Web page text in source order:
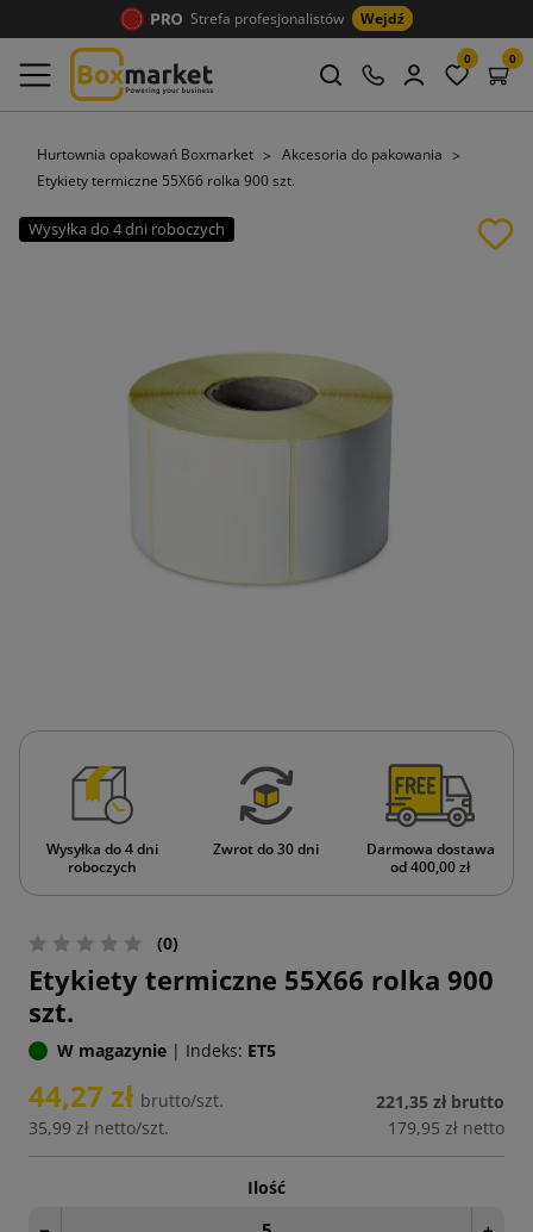
Strefa profesjonalistów Wejdź
0 0
Hurtownia opakowań Boxmarket
Akcesoria do pakowania
Etykiety termiczne 55X66 rolka 900 szt.
Wysyłka do 4 dni roboczych
Wysyłka do 4 dni
roboczych
Zwrot do 30 dni
Darmowa dostawa
od 400,00 zł
(0)
Etykiety termiczne 55X66 rolka 900
szt.
W magazynie | Indeks: ET5
44,27 zł brutto/szt.
35,99 zł netto/szt.
221,35 zł brutto
179,95 zł netto
Ilość